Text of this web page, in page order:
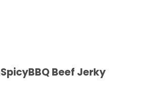
Beef Jerky